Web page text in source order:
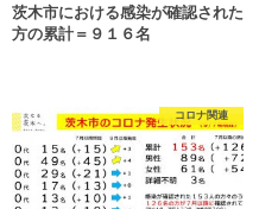
茨木市における感染が確認された
方の累計＝９１６名
コロナ関連